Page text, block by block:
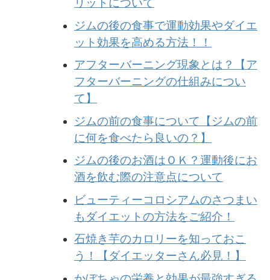
リットについて
ジムの後の食事で運動効果やダイエ
ット効果を高める方法！！
アフターバーニング現象とは？【ア
フターバーニングの仕組みについ
て】
ジムの前の食事について【ジムの前
に何を食べたら良いの？】
ジムの後のお酒はＯＫ？運動後にお
酒を飲む際の注意点について
ビューティーコロシアムのさつまい
もダイエットの方法をご紹介！
石焼き芋のカロリーを知っておこ
う！【ダイエッターさん必見！】